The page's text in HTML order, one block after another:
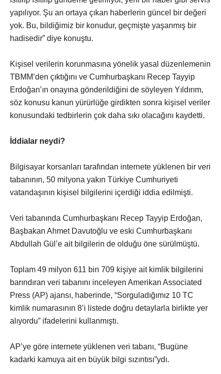
yapılıyor. Şu an ortaya çıkan haberlerin güncel bir değeri
yok. Bu, bildiğimiz bir konudur, geçmişte yaşanmış bir
hadisedir” diye konuştu.
Kişisel verilerin korunmasına yönelik yasal düzenlemenin
TBMM’den çıktığını ve Cumhurbaşkanı Recep Tayyip
Erdoğan’ın onayına gönderildiğini de söyleyen Yıldırım,
söz konusu kanun yürürlüğe girdikten sonra kişisel veriler
konusundaki tedbirlerin çok daha sıkı olacağını kaydetti.
İddialar neydi?
Bilgisayar korsanları tarafından internete yüklenen bir veri
tabanının, 50 milyona yakın Türkiye Cumhuriyeti
vatandaşının kişisel bilgilerini içerdiği iddia edilmişti.
Veri tabanında Cumhurbaşkanı Recep Tayyip Erdoğan,
Başbakan Ahmet Davutoğlu ve eski Cumhurbaşkanı
Abdullah Gül’e ait bilgilerin de olduğu öne sürülmüştü.
Toplam 49 milyon 611 bin 709 kişiye ait kimlik bilgilerini
barındıran veri tabanını inceleyen Amerikan Associated
Press (AP) ajansı, haberinde, “Sorguladığımız 10 TC
kimlik numarasının 8’i listede doğru detaylarla birlikte yer
alıyordu” ifadelerini kullanmıştı.
AP’ye göre internete yüklenen veri tabanı, “Bugüne
kadarki kamuya ait en büyük bilgi sızıntısı”ydı.